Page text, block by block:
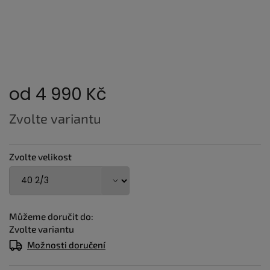
od 4 990 Kč
Měrná
cena:
Zvolte variantu
Zvolte velikost
Můžeme doručit do:
Zvolte variantu
Možnosti doručení